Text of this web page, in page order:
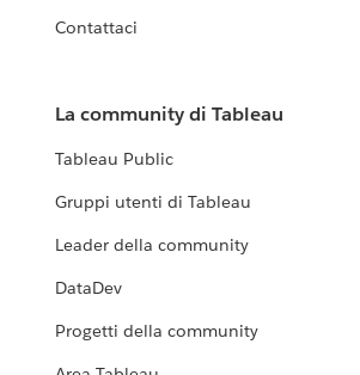
Contattaci
La community di Tableau
Tableau Public
Gruppi utenti di Tableau
Leader della community
DataDev
Progetti della community